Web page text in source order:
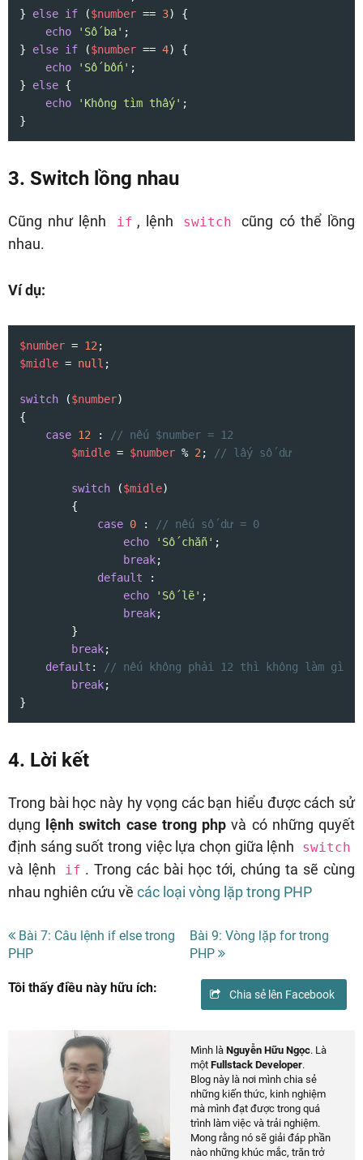
} else if ($number == 3) {
echo
'Số ba' ;
} else if ($number == 4) {
echo
'Số bốn' ;
} else {
echo
'Không tìm thấy' ;
}
3. Switch lồng nhau
Cũng như lệnh if , lệnh switch
cũng có thể lồng
nhau.
Ví dụ:
$number = 12
$midle = null ;
switch ($number)
{
case 12 :
// nếu $number = 12
$midle = $number % 2 ; // lấy số dư
switch ($midle)
case 0 :
// nếu số dư = 0
echo
'Số chẵn' ;
break;
default :
echo
'Số lẽ' ;
break;
break;
default :
// nếu không phải 12 thì không làm gì
break;
}
4. Lời kết
Trong bài học này hy vọng các bạn hiểu được cách sử
dụng lệnh switch case trong php và có những quyết
định sáng suốt trong việc lựa chọn giữa lệnh
switch
và lệnh if . Trong các bài học tới, chúng ta sẽ cùng
nhau nghiên cứu về các loại vòng lặp trong PHP
Bài 7: Câu lệnh if else trong
PHP
Bài 9: Vòng lặp for trong
PHP
Tôi thấy điều này hữu ích: Chia sẻ lên Facebook
Mình là Nguyễn Hữu Ngọc. Là
một Fullstack Developer.
Blog này là nơi mình chia sẻ
những kiến thức, kinh nghiệm
mà mình đạt được trong quá
trình làm việc và trải nghiệm.
Mong rằng nó sẽ giải đáp phần
nào những khúc mắc, trăn trở